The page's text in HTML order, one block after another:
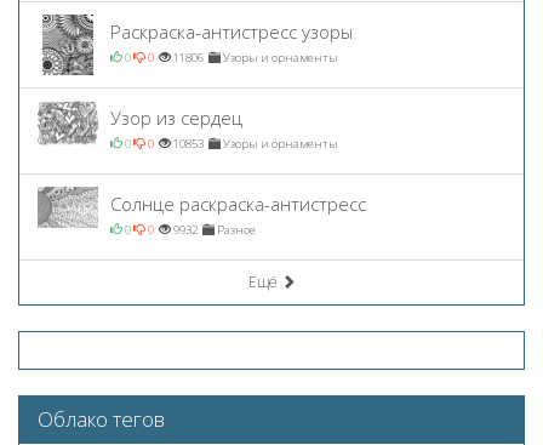
Раскраска-антистресс узоры
0 0 11806 Узоры и орнаменты
Узор из сердец
0 0 10853 Узоры и орнаменты
Солнце раскраска-антистресс
0 0 9932 Разное
Ещё
Облако тегов